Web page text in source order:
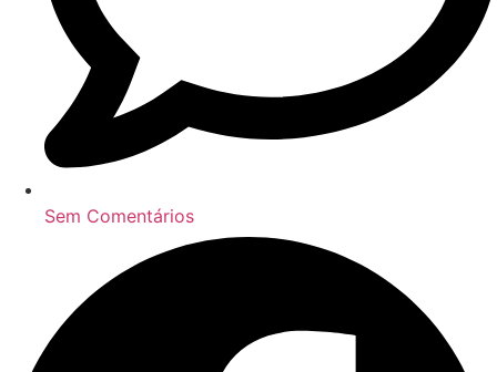
Sem Comentários